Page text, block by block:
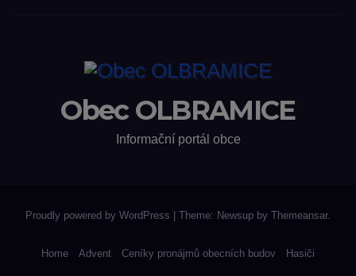
Obec OLBRAMICE
Informační portál obce
Proudly powered by WordPress | Theme: Newsup by Themeansar.
Home Advent Ceníky pronájmů obecních budov Hasiči